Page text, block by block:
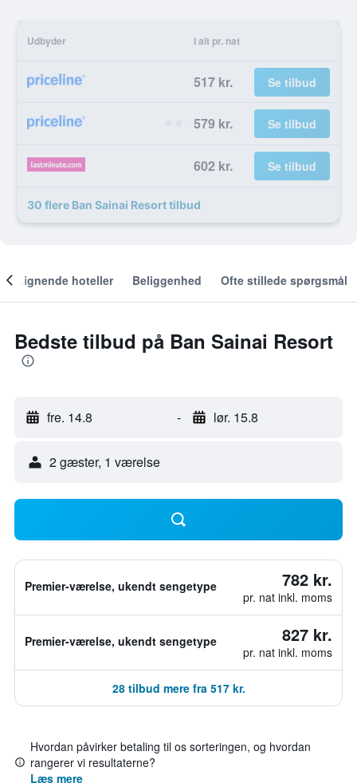
Udbyder I alt pr. nat
517 kr. Se tilbud
579 kr. Se tilbud
602 kr. Se tilbud
30 flere Ban Sainai Resort tilbud
Lignende hoteller Beliggenhed Ofte stillede spørgsmål
Bedste tilbud på Ban Sainai Resort
fre. 14.8 - lør. 15.8
2 gæster, 1 værelse
Premier-værelse, ukendt sengetype 782 kr.
pr. nat inkl. moms
Premier-værelse, ukendt sengetype 827 kr.
pr. nat inkl. moms
28 tilbud mere fra 517 kr.
Hvordan påvirker betaling til os sorteringen, og hvordan
rangerer vi resultaterne?
Læs mere